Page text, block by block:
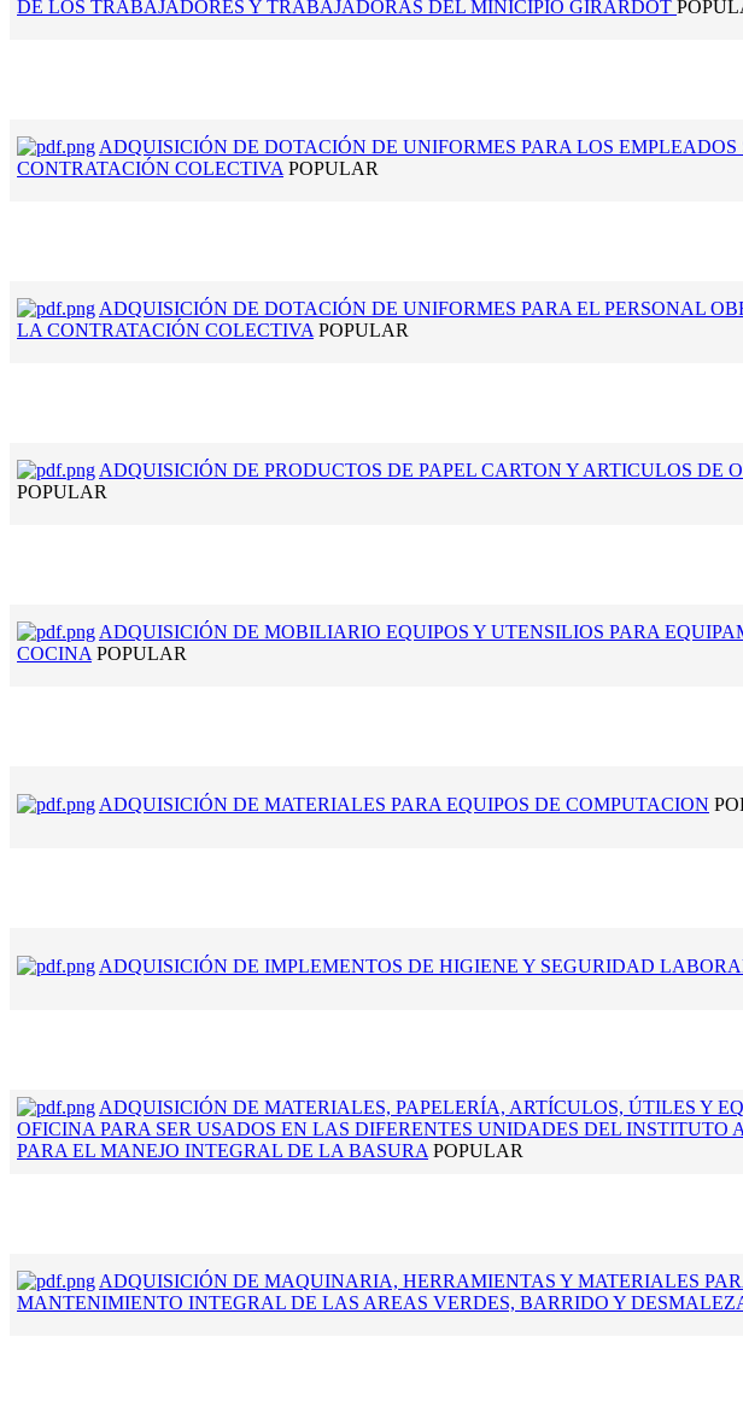
DE LOS TRABAJADORES Y TRABAJADORAS DEL MINICIPIO GIRARDOT
ADQUISICIÓN DE DOTACIÓN DE UNIFORMES PARA LOS EMPLEADOS
CONTRATACIÓN COLECTIVA POPULAR
ADQUISICIÓN DE DOTACIÓN DE UNIFORMES PARA EL PERSONAL
LA CONTRATACIÓN COLECTIVA POPULAR
ADQUISICIÓN DE PRODUCTOS DE PAPEL CARTON Y ARTICULOS DE
POPULAR
ADQUISICIÓN DE MOBILIARIO EQUIPOS Y UTENSILIOS PARA
COCINA POPULAR
ADQUISICIÓN DE MATERIALES PARA EQUIPOS DE COMPUTACION
ADQUISICIÓN DE IMPLEMENTOS DE HIGIENE Y SEGURIDAD
ADQUISICIÓN DE MATERIALES, PAPELERÍA, ARTÍCULOS, ÚTILES Y
OFICINA PARA SER USADOS EN LAS DIFERENTES UNIDADES DEL INSTITUTO
PARA EL MANEJO INTEGRAL DE LA BASURA POPULAR
ADQUISICIÓN DE MAQUINARIA, HERRAMIENTAS Y MATERIALES
MANTENIMIENTO INTEGRAL DE LAS AREAS VERDES, BARRIDO Y